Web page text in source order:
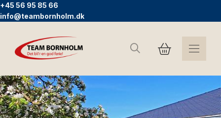
+45 56 95 85 66
info@teambornholm.dk
Sök